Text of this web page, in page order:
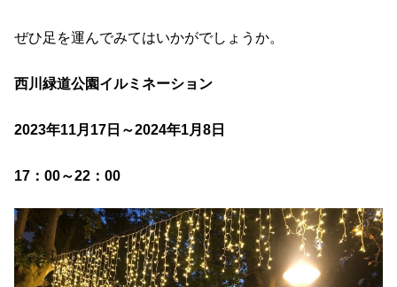
ぜひ足を運んでみてはいかがでしょうか。
西川緑道公園イルミネーション
2023年11月17日～2024年1月8日
17：00～22：00